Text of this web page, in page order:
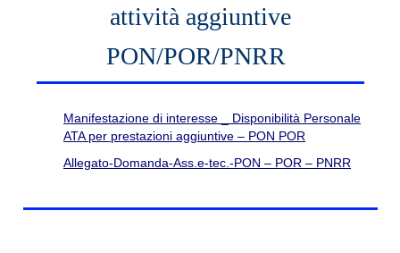
attività aggiuntive
PON/POR/PNRR
Manifestazione di interesse _ Disponibilità Personale
ATA per prestazioni aggiuntive – PON POR
Allegato-Domanda-Ass.e-tec.-PON – POR – PNRR